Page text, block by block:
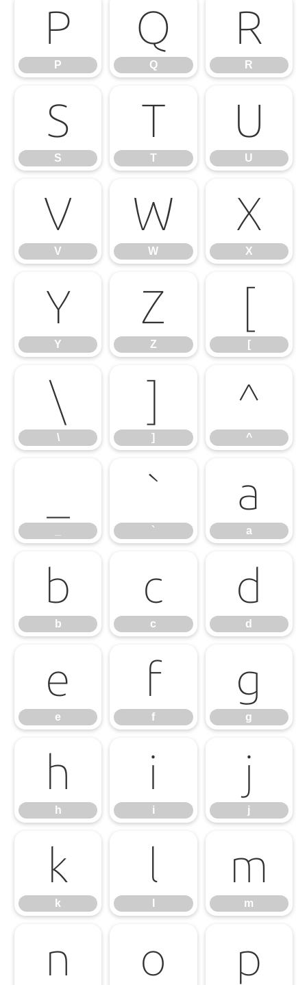
P
P
Q
Q
R
R
S
S
T
T
U
U
V
V
W
W
X
X
Y
Y
Z
Z
[
[
\
\
]
]
^
^
`
`
a
a
b
b
c
c
d
d
e
e
f
f
g
g
h
h
i
i
j
j
k
k
l m
m
n o p